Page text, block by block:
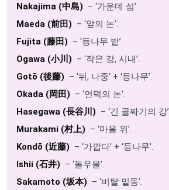
Nakajima (中島) – ‘가운데 섬’.
Maeda (前田) – ‘앞의 논’.
Fujita (藤田) – ‘등나무 밭’.
Ogawa (小川) – ‘작은 강, 시내’.
Gotō (後藤) – ‘뒤, 나중’ + ‘등나무’.
Okada (岡田) – ‘언덕의 논’.
Hasegawa (長谷川) – ‘긴 골짜기의 강’.
Murakami (村上) – ‘마을 위’.
Kondō (近藤) – ‘가깝다’ + ‘등나무’.
Ishii (石井) – ‘돌우물’.
Sakamoto (坂本) – ‘비탈 밑동’.